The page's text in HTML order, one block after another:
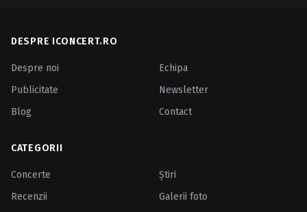
DESPRE ICONCERT.RO
Despre noi
Echipa
Publicitate
Newsletter
Blog
Contact
CATEGORII
Concerte
Ştiri
Recenzii
Galerii foto